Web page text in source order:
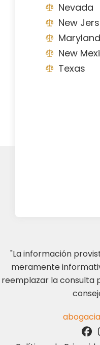
Nevada
New
Maryland
New
Texas
"La información
meramente
reemplazar la consulta